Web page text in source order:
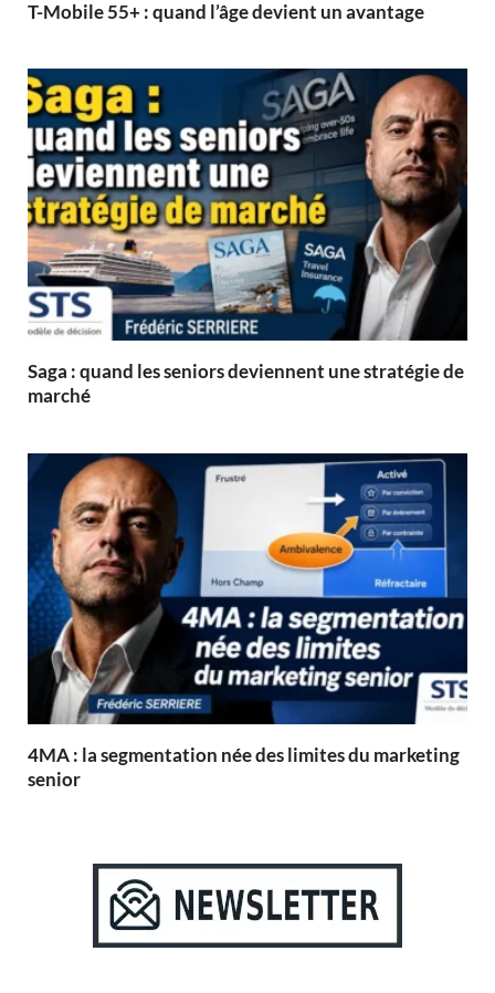
T-Mobile 55+ : quand l’âge devient un avantage
Saga : quand les seniors deviennent une stratégie de
marché
4MA : la segmentation née des limites du marketing
senior